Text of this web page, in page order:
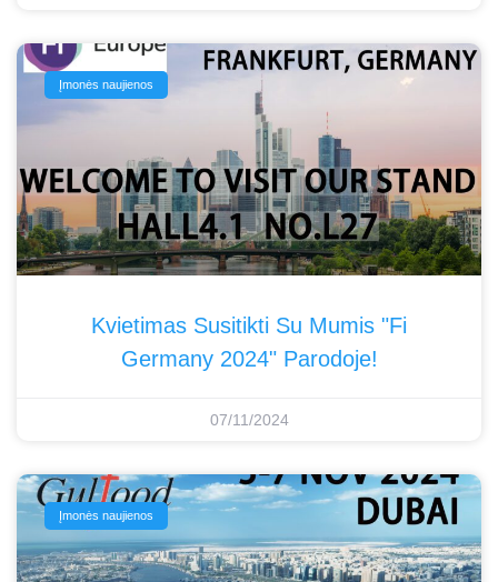
Įmonės naujienos
Kvietimas Susitikti Su Mumis "Fi
Germany 2024" Parodoje!
07/11/2024
Įmonės naujienos